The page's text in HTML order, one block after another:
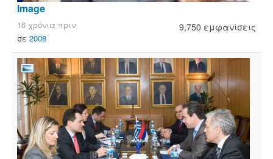
Image
9,750 εμφανίσεις
16 χρόνια πριν
σε 2008